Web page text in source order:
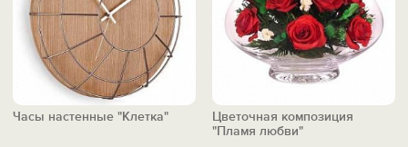
Часы настенные "Клетка"
Цветочная композиция
"Пламя любви"